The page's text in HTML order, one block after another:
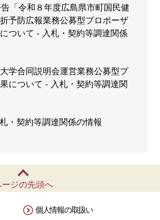
「令和８年度広島県市町国民健
予防広報業務公募型プロポーザ
ついて - 入札・契約等調達関係
学合同説明会運営業務公募型プ
について - 入札・契約等調達関
・契約等調達関係の情報
ジの先頭へ
個人情報の取扱い